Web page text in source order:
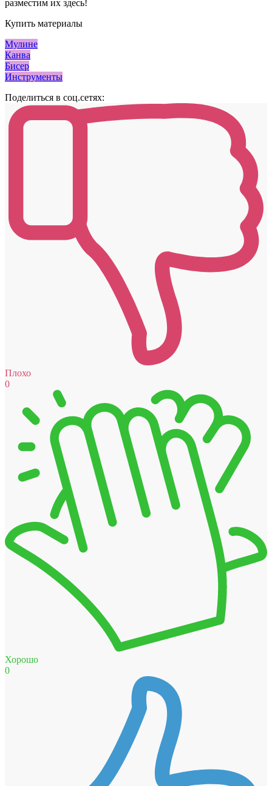
разместим их здесь!
Купить материалы
Мулине
Канва
Бисер
Инструменты
Поделиться в соц.сетях:
Плохо
0
Хорошо
0